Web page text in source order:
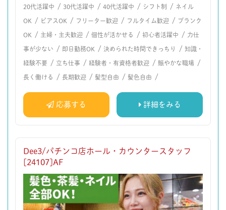
20代活躍中 / 30代活躍中 / 40代活躍中 / シフト制 / ネイル
OK / ピアスOK / フリーター歓迎 / フルタイム歓迎 / ブランク
OK / 主婦・主夫歓迎 / 個性が活かせる / 初心者活躍中 / 力仕
事が少ない / 即日勤務OK / 決められた時間できっちり / 知識・
経験不要 / 立ち仕事 / 経験者・有資格者歓迎 / 賑やかな職場 /
長く働ける / 長期歓迎 / 髪型自由 / 髪色自由 /
応募する 詳細をみる
Dee3/パチンコ店ホール・カウンタースタッフ
[24107]AF